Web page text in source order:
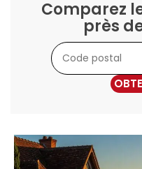
Comparez
près